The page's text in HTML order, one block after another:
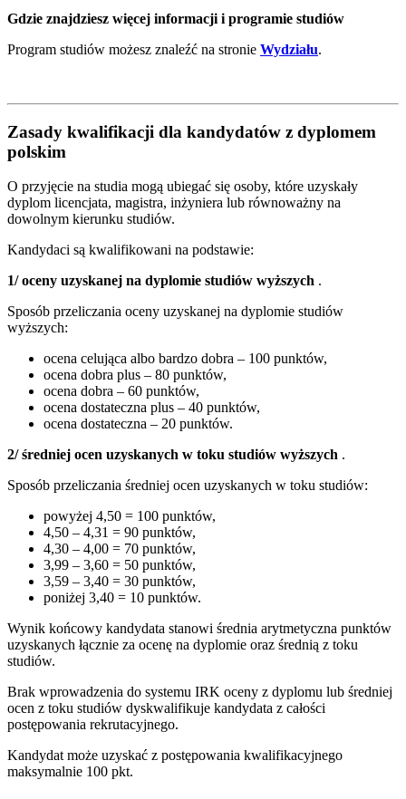
Gdzie znajdziesz więcej informacji i programie studiów
Program studiów możesz znaleźć na stronie Wydziału.
Zasady kwalifikacji dla kandydatów z dyplomem
polskim
O przyjęcie na studia mogą ubiegać się osoby, które uzyskały
dyplom licencjata, magistra, inżyniera lub równoważny na
dowolnym kierunku studiów.
Kandydaci są kwalifikowani na podstawie:
1/ oceny uzyskanej na dyplomie studiów wyższych .
Sposób przeliczania oceny uzyskanej na dyplomie studiów
wyższych:
ocena celująca albo bardzo dobra – 100 punktów,
ocena dobra plus – 80 punktów,
ocena dobra – 60 punktów,
ocena dostateczna plus – 40 punktów,
ocena dostateczna – 20 punktów.
2/ średniej ocen uzyskanych w toku studiów wyższych .
Sposób przeliczania średniej ocen uzyskanych w toku studiów:
powyżej 4,50 = 100 punktów,
4,50 – 4,31 = 90 punktów,
4,30 – 4,00 = 70 punktów,
3,99 – 3,60 = 50 punktów,
3,59 – 3,40 = 30 punktów,
poniżej 3,40 = 10 punktów.
Wynik końcowy kandydata stanowi średnia arytmetyczna punktów
uzyskanych łącznie za ocenę na dyplomie oraz średnią z toku
studiów.
Brak wprowadzenia do systemu IRK oceny z dyplomu lub średniej
ocen z toku studiów dyskwalifikuje kandydata z całości
postępowania rekrutacyjnego.
Kandydat może uzyskać z postępowania kwalifikacyjnego
maksymalnie 100 pkt.